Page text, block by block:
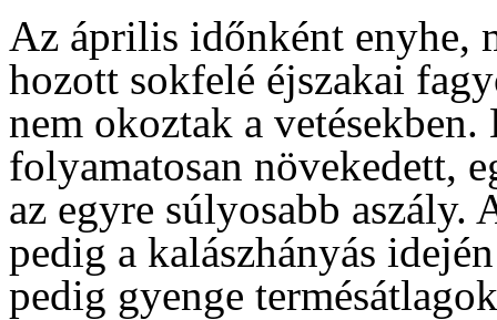
Az április időnként enyhe,
hozott sokfelé éjszakai
nem okoztak a
folyamatosan növekedett,
az egyre súlyosabb aszály.
pedig a kalászhányás
pedig gyenge